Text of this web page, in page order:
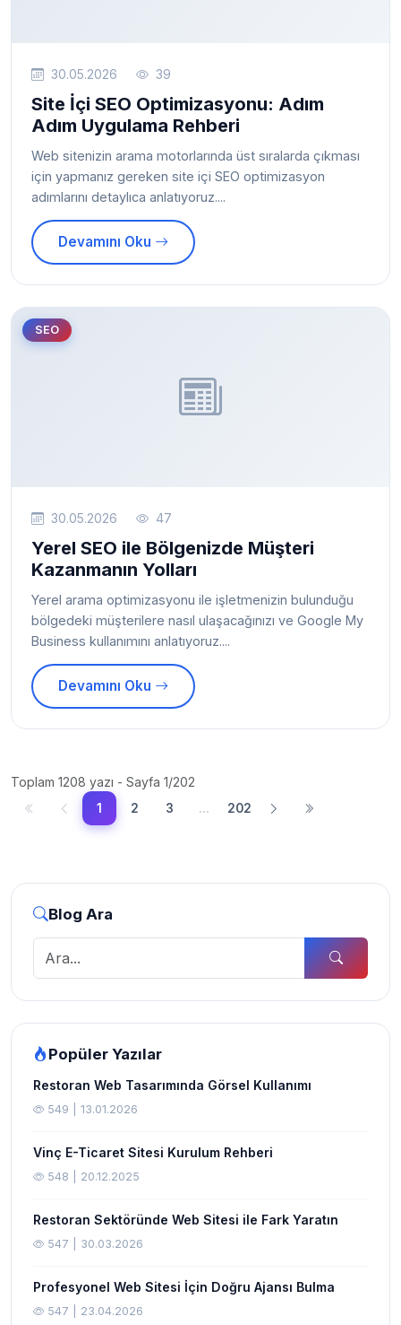
30.05.2026 39
Site İçi SEO Optimizasyonu: Adım
Adım Uygulama Rehberi
Web sitenizin arama motorlarında üst sıralarda çıkması
için yapmanız gereken site içi SEO optimizasyon
adımlarını detaylıca anlatıyoruz....
Devamını Oku
SEO
30.05.2026 47
Yerel SEO ile Bölgenizde Müşteri
Kazanmanın Yolları
Yerel arama optimizasyonu ile işletmenizin bulunduğu
bölgedeki müşterilere nasıl ulaşacağınızı ve Google My
Business kullanımını anlatıyoruz....
Devamını Oku
Toplam 1208 yazı - Sayfa 1/202
1 2 3 ... 202
Blog Ara
Popüler Yazılar
Restoran Web Tasarımında Görsel Kullanımı
549 | 13.01.2026
Vinç E-Ticaret Sitesi Kurulum Rehberi
548 | 20.12.2025
Restoran Sektöründe Web Sitesi ile Fark Yaratın
547 | 30.03.2026
Profesyonel Web Sitesi İçin Doğru Ajansı Bulma
547 | 23.04.2026